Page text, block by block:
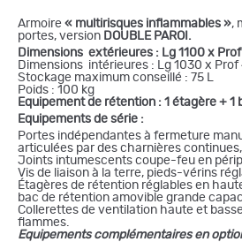
Armoire « multirisques inflammables »,
portes, version DOUBLE PAROI.
Dimensions extérieures : Lg 1100 x
Dimensions intérieures : Lg 1030 x
Stockage maximum conseillé : 75 L
Poids : 100 kg
Equipement de rétention : 1 étagère + 1
Equipements de série :
Portes indépendantes à fermeture
articulées par des charnières
Joints intumescents coupe-feu en
Vis de liaison à la terre, pieds-vérins
Étagères de rétention réglables en
bac de rétention amovible grande
Collerettes de ventilation haute et
flammes.
Equipements complémentaires en